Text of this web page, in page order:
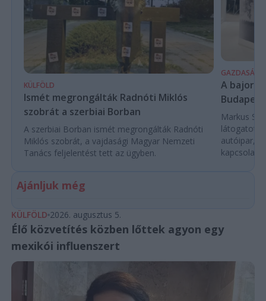
KÜLFÖLD
Ismét megrongálták Radnóti Miklós
szobrát a szerbiai Borban
A szerbiai Borban ismét megrongálták Radnóti
Miklós szobrát, a vajdasági Magyar Nemzeti
Tanács feljelentést tett az ügyben.
GAZDASÁG
A bajor
Markus
látogatott
autóipar,
Ajánljuk még
KÜLFÖLD 2026. augusztus 5.
Élő közvetítés közben lőttek agyon egy
mexikói influenszert